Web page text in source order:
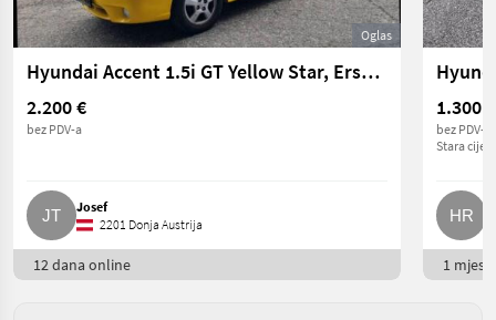
Oglas
Hyundai Accent 1.5i GT Yellow Star, Erstbesitz, Sportwagen
2.200 €
bez PDV-a
Josef
2201 Donja Austrija
12 dana online
1.300 €
bez PDV-a
Stara
1